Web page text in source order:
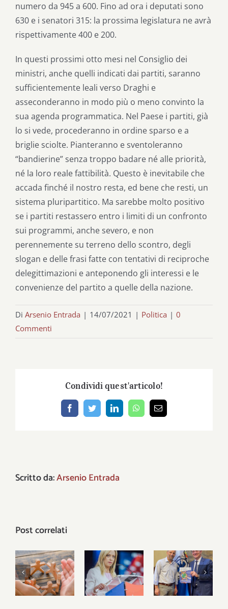
numero da 945 a 600. Fino ad ora i deputati sono
630 e i senatori 315: la prossima legislatura ne avrà
rispettivamente 400 e 200.
In questi prossimi otto mesi nel Consiglio dei
ministri, anche quelli indicati dai partiti, saranno
sufficientemente leali verso Draghi e
asseconderanno in modo più o meno convinto la
sua agenda programmatica. Nel Paese i partiti, già
lo si vede, procederanno in ordine sparso e a
briglie sciolte. Pianteranno e sventoleranno
“bandierine” senza troppo badare né alle priorità,
né la loro reale fattibilità. Questo è inevitabile che
accada finché il nostro resta, ed bene che resti, un
sistema pluripartitico. Ma sarebbe molto positivo
se i partiti restassero entro i limiti di un confronto
sui programmi, anche severo, e non
perennemente su terreno dello scontro, degli
slogan e delle frasi fatte con tentativi di reciproche
delegittimazioni e anteponendo gli interessi e le
convenienze del partito a quelle della nazione.
Di Arsenio Entrada | 14/07/2021 | Politica | 0
Commenti
Condividi quest'articolo!
FacebookTwitterLinkedInWhatsApp
Email
Scritto da:Arsenio Entrada
Post correlati
È nel
territorio
che si
vincono le
Le tre
lezioni del
25
Intervista
a Emilio
Del Bono